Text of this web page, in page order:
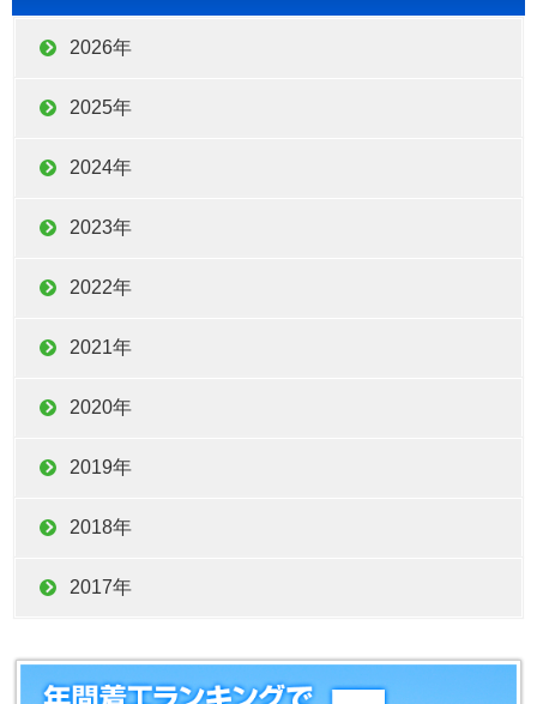
2026年
2025年
2024年
2023年
2022年
2021年
2020年
2019年
2018年
2017年